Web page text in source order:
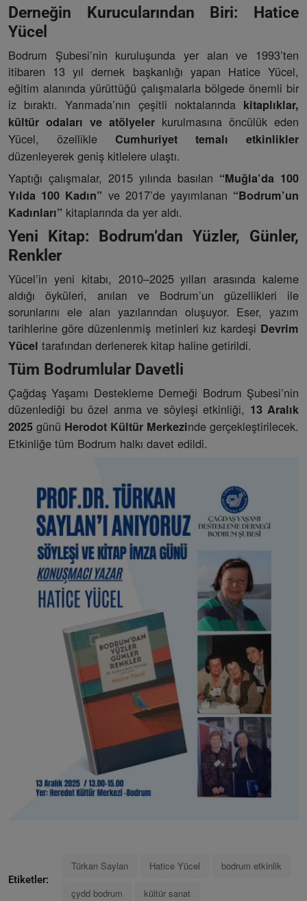
Derneğin Kurucularından Biri: Hatice
Yücel
Bodrum Şubesi’nin kuruluşunda yer alan ve 1993’ten
itibaren 13 yıl dernek başkanlığı yapan Hatice Yücel,
eğitim alanında yürüttüğü çalışmalarla bölgede önemli bir
iz bıraktı. Yarımada’nın çeşitli noktalarında kitaplıklar,
kültür odaları ve atölyeler kurulmasına öncülük eden
Yücel, özellikle Cumhuriyet temalı etkinlikler
düzenleyerek geniş kitlelere ulaştı.
Yaptığı çalışmalar, 2015 yılında basılan “Muğla’da 100
Yılda 100 Kadın” ve 2017’de yayımlanan “Bodrum’un
Kadınları” kitaplarında da yer aldı.
Yeni Kitap: Bodrum’dan Yüzler, Günler,
Renkler
Yücel’in yeni kitabı, 2010–2025 yılları arasında kaleme
aldığı öyküleri, anıları ve Bodrum’un güzellikleri ile
sorunlarını ele alan yazılarından oluşuyor. Eser, yazım
tarihlerine göre düzenlenmiş metinleri kız kardeşi Devrim
Yücel tarafından derlenerek kitap haline getirildi.
Tüm Bodrumlular Davetli
Çağdaş Yaşamı Destekleme Derneği Bodrum Şubesi’nin
düzenlediği bu özel anma ve söyleşi etkinliği, 13 Aralık
2025 günü Herodot Kültür Merkezinde gerçekleştirilecek.
Etkinliğe tüm Bodrum halkı davet edildi.
Etiketler:
Türkan Saylan Hatice Yücel bodrum etkinlik
çydd bodrum kültür sanat